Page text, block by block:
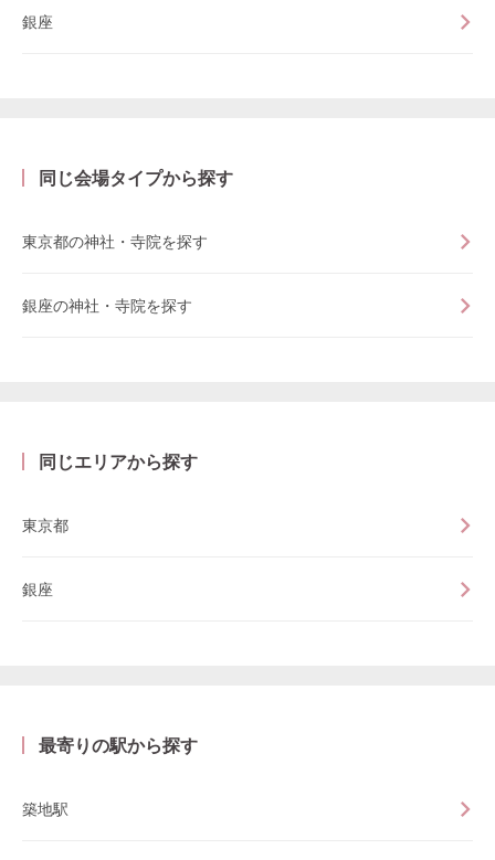
銀座
同じ会場タイプから探す
東京都の神社・寺院を探す
銀座の神社・寺院を探す
同じエリアから探す
東京都
銀座
最寄りの駅から探す
築地駅